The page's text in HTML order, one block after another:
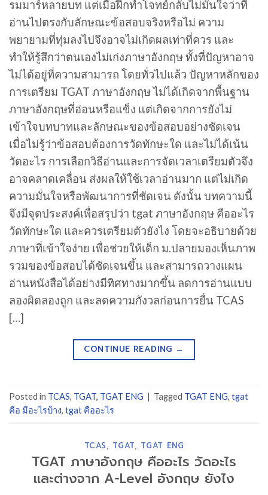
รมมาร์หลายบท แต่เมื่อฝึกทำโจทย์กลับไม่มั่นใจว่าที่
อ่านไปตรงกับลักษณะข้อสอบจริงหรือไม่ ความ
พยายามที่ทุ่มลงไปจึงอาจไม่เกิดผลเท่าที่ควร และ
ทำให้รู้สึกว่าตนเองไม่เก่งภาษาอังกฤษ ทั้งที่ปัญหาอาจ
ไม่ได้อยู่ที่ความสามารถ โดยทั่วไปแล้ว ปัญหาหลักของ
การเตรียม TGAT ภาษาอังกฤษ ไม่ได้เกิดจากพื้นฐาน
ภาษาอังกฤษที่อ่อนหรือแข็ง แต่เกิดจากการยังไม่
เข้าใจบทบาทและลักษณะของข้อสอบอย่างชัดเจน
เมื่อไม่รู้ว่าข้อสอบต้องการวัดทักษะใด และไม่ได้เน้น
วัดอะไร การเลือกวิธีอ่านและการจัดเวลาเตรียมตัวจึง
อาจคลาดเคลื่อน ส่งผลให้ใช้เวลาอ่านมาก แต่ไม่เกิด
ความมั่นใจหรือพัฒนาการที่ชัดเจน ดังนั้น บทความนี้
จึงมีจุดประสงค์เพื่อสรุปว่า tgat ภาษาอังกฤษ คืออะไร
วัดทักษะใด และควรเตรียมตัวยังไง โดยจะอธิบายด้วย
ภาษาที่เข้าใจง่าย เพื่อช่วยให้เด็ก ม.ปลายมองเห็นภาพ
รวมของข้อสอบได้ชัดเจนขึ้น และสามารถวางแผน
อ่านหนังสือได้อย่างมีทิศทางมากขึ้น ลดการอ่านแบบ
ลองผิดลองถูก และลดความกังวลก่อนการยื่น TCAS
[…]
CONTINUE READING →
Posted in TCAS, TGAT, TGAT ENG | Tagged TGAT ENG, tgat
คือ มีอะไรบ้าง, tgat คืออะไร
TCAS, TGAT, TGAT ENG
TGAT ภาษาอังกฤษ คืออะไร วัดอะไร
และต่างจาก A-Level อังกฤษ ยังไง